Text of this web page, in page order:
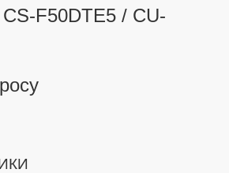
F50DTE5 / CU-